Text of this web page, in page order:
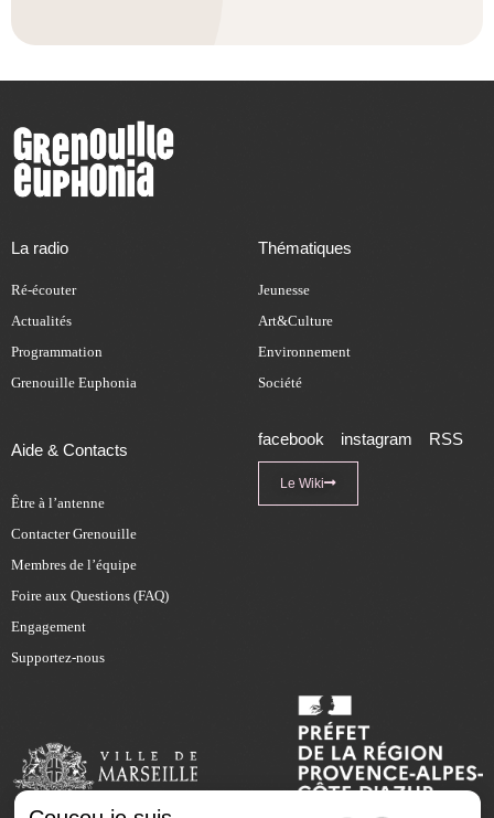
La radio
Ré-écouter
Actualités
Programmation
Grenouille Euphonia
Thématiques
Jeunesse
Art&Culture
Environnement
Société
Aide & Contacts
Être à l’antenne
Contacter Grenouille
Membres de l’équipe
Foire aux Questions (FAQ)
Engagement
Supportez-nous
facebook instagram RSS
Le Wiki